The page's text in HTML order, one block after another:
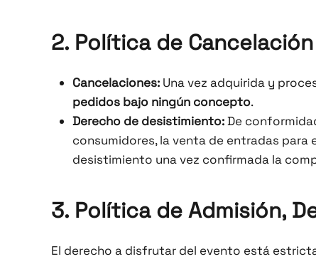
2. Política de
Cancelaciones: Una vez adquirida y
pedidos bajo ningún concepto.
Derecho de desistimiento:De
consumidores, la venta de entradas
desistimiento una vez confirmada la
3. Política de Admisión,
El derecho a disfrutar del evento está